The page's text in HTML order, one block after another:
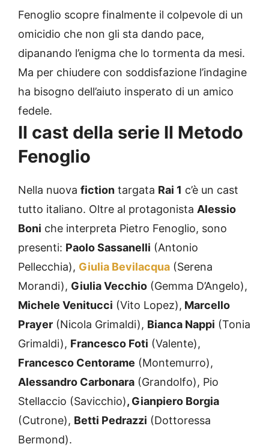
Fenoglio scopre finalmente il colpevole di un
omicidio che non gli sta dando pace,
dipanando l’enigma che lo tormenta da mesi.
Ma per chiudere con soddisfazione l’indagine
ha bisogno dell’aiuto insperato di un amico
fedele.
Il cast della serie Il Metodo
Fenoglio
Nella nuova fiction targata Rai 1 c’è un cast
tutto italiano. Oltre al protagonista Alessio
Boni che interpreta Pietro Fenoglio, sono
presenti: Paolo Sassanelli (Antonio
Pellecchia), Giulia Bevilacqua (Serena
Morandi), Giulia Vecchio (Gemma D’Angelo),
Michele Venitucci (Vito Lopez), Marcello
Prayer (Nicola Grimaldi), Bianca Nappi (Tonia
Grimaldi), Francesco Foti (Valente),
Francesco Centorame (Montemurro),
Alessandro Carbonara (Grandolfo), Pio
Stellaccio (Savicchio), Gianpiero Borgia
(Cutrone), Betti Pedrazzi (Dottoressa
Bermond).